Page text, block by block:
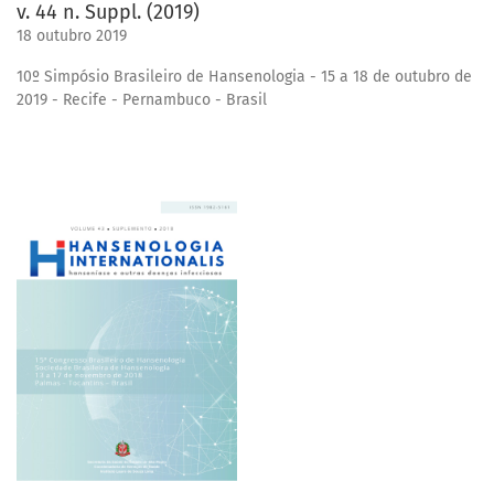
v. 44 n. Suppl. (2019)
18 outubro 2019
10º Simpósio Brasileiro de Hansenologia - 15 a 18 de outubro de
2019 - Recife - Pernambuco - Brasil